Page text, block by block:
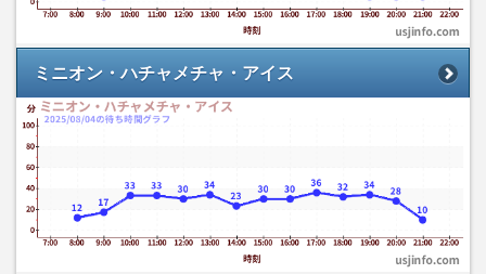
ミニオン・ハチャメチャ・アイス